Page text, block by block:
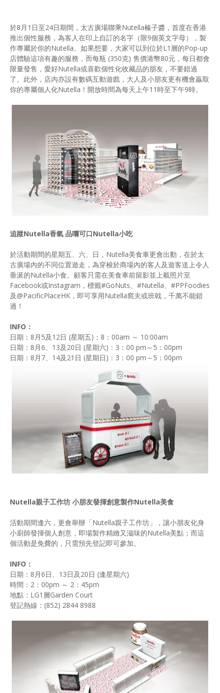
於8月1日至24日期間，太古廣場聯乘Nutella榛子醬，首度在香港
推出個性服務，為客人在印上自訂的名字（限9個英文字母），製
作專屬於你的Nutella。如果想要，大家可以到位於L1層的Pop-up
店體驗這項有趣的服務，而每瓶 (350克) 售價港幣80元，每日都會
限量發售，愛好Nutella或喜歡個性化收藏品的朋友，不要錯過
了。此外，店內亦設有數碼互動遊戲，大人及小朋友更有機會贏取
你的專屬個人化Nutella！開放時間為每天上午11時至下午9時。
追蹤Nutella香氣 品嚐可口Nutella小吃
於活動期間的星期五、六、日，Nutella美食車更會出動，在於太
古廣場內的不同位置遊走，為穿梭於商場內的客人及遊客送上令人
垂涎的Nutella小食。顧客只需在美食車前留影並上載照片至
Facebook或Instagram，標籤#GoNuts、#Nutella、#PPFoodies
及@PacificPlaceHK，即可享用Nutella窩夫或班戟，千萬不能錯
過！
INFO：
日期：8月5及12日 (星期五)：8：00am ～ 10:00am
日期：8月6、13及20日 (星期六)：3：00 pm～5：00pm
日期：8月7、14及21日 (星期日)：3：00 pm～5：00pm
Nutella親子工作坊 小朋友發揮創意製作Nutella美食
活動期間逢六，更會舉辦「Nutella親子工作坊」，讓小朋友化身
小廚師發揮個人創意，即場製作精緻又滋味的Nutella美點；而這
個活動是免費的，只需預先登記即可參加。
INFO：
日期：8月6日、13日及20日 (逢星期六)
時間：2：00pm ～ 2：45pm
地點：LG1層Garden Court
登記熱線：(852) 2844 8988